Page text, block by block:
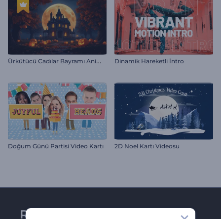
Ü
rkütücü Cadılar Bayramı Animasyonları Dinamik Hareketli İntro
Doğum Günü Partisi Video Kartı 2D Noel Kartı Videosu
Renderforest bültenine